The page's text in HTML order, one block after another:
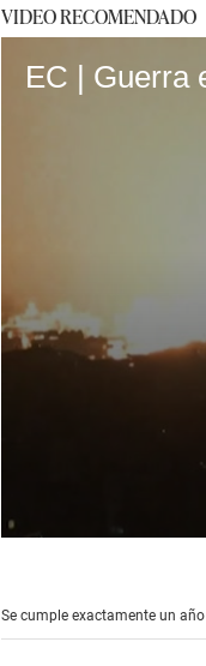
VIDEO RECOMENDADO
secondsVolume
90%
Se cumple exactamente un